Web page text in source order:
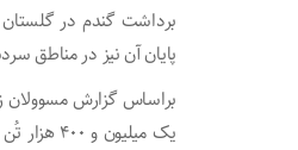
برداشت گندم در
پایان آن نیز در مناطق
براساس گزارش مسوولان